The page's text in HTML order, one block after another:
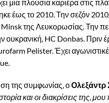
μια πλούσια καριέρα στις
έως το 2010. Την σεζόν
της Λευκορωσίας. Την
ουκρανική, HC Donbas. Πριν
Pelister. Έχει
της συμφωνίας, οΟλεξάντρ
και οι διακρίσεις της,